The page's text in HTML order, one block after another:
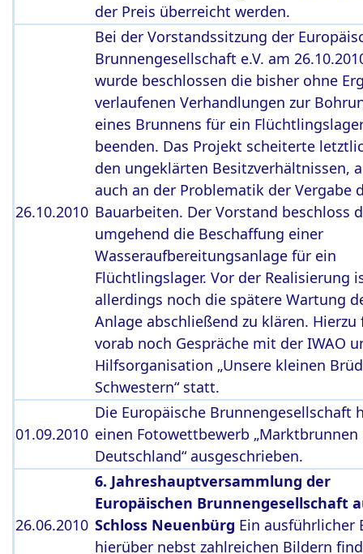
der Preis überreicht werden.
26.10.2010
Bei der Vorstandssitzung der
Brunnengesellschaft e.V. am
wurde beschlossen die bisher ohne
verlaufenen Verhandlungen zur
eines Brunnens für ein
beenden. Das Projekt scheiterte
den ungeklärten Besitzverhältnissen,
auch an der Problematik der Vergabe
Bauarbeiten. Der Vorstand beschloss
umgehend die Beschaffung einer
Wasseraufbereitungsanlage für ein
Flüchtlingslager. Vor der Realisierung
allerdings noch die spätere Wartung
Anlage abschließend zu klären. Hierzu
vorab noch Gespräche mit der IWAO
Hilfsorganisation „Unsere kleinen
Schwestern“ statt.
01.09.2010
Die Europäische Brunnengesellschaft
einen Fotowettbewerb „Marktbrunnen
Deutschland“ ausgeschrieben.
26.06.2010
6. Jahreshauptversammlung der
Europäischen Brunnengesellschaft
Schloss Neuenbürg Ein ausführlicher
hierüber nebst zahlreichen Bildern